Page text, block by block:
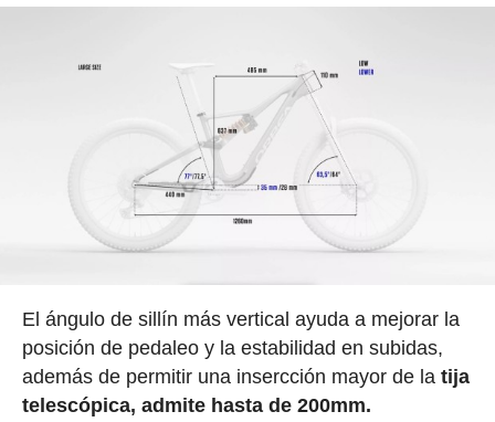
El ángulo de sillín más vertical ayuda a mejorar la
posición de pedaleo y la estabilidad en subidas,
además de permitir una insercción mayor de la tija
telescópica, admite hasta de 200mm.